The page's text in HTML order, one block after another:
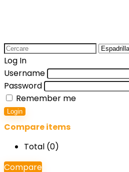
Search
for:
Log In
Username
Password
Remember me
Login
Compare items
Total (0)
Compare